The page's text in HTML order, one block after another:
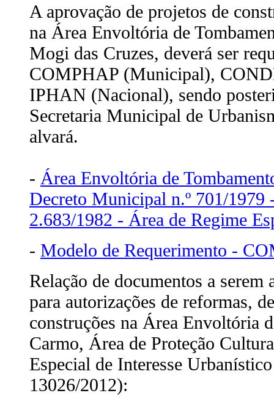
A aprovação de projetos de
na Área Envoltória de
Mogi das Cruzes, deverá ser
COMPHAP (Municipal),
IPHAN (Nacional), sendo
Secretaria Municipal de
alvará.
- Área Envoltória de
Decreto Municipal n.º 701/
2.683/1982 - Área de Regime
- Modelo de Requerimento -
Relação de documentos a serem
para autorizações de reformas,
construções na Área Envoltória
Carmo, Área de Proteção
Especial de Interesse
13026/2012):